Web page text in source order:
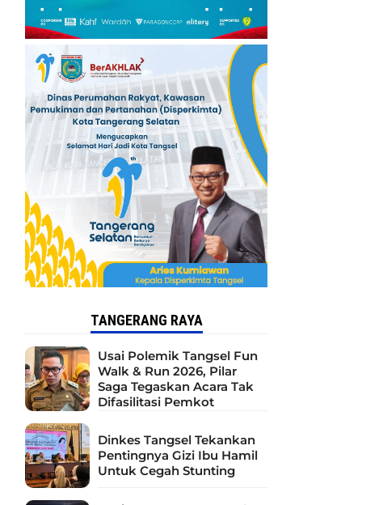
TANGERANG RAYA
Usai Polemik Tangsel Fun
Walk & Run 2026, Pilar
Saga Tegaskan Acara Tak
Difasilitasi Pemkot
Dinkes Tangsel Tekankan
Pentingnya Gizi Ibu Hamil
Untuk Cegah Stunting